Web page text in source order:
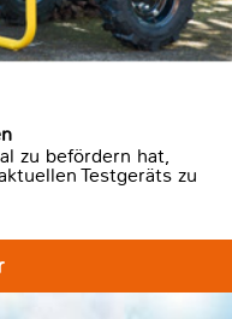
zu befördern hat,
Testgeräts zu